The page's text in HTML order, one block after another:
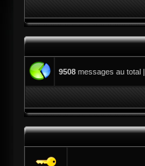
9508 messages au total |